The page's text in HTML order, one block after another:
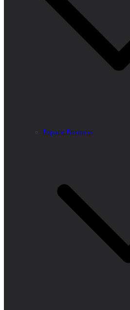
Espace Business